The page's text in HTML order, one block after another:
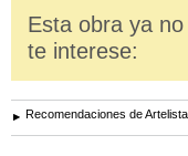
Esta obra ya
te interese:
Recomendaciones de Artelista